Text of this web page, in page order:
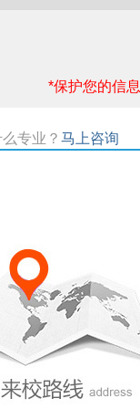
*保护您的信
专业？马上咨询